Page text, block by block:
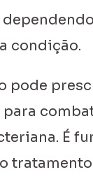
condição.
pode
É